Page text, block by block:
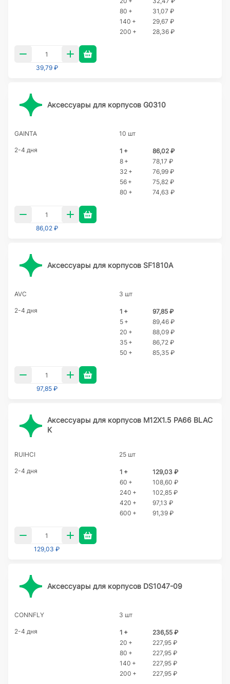
80 +
31,07 ₽
140 +
29,67 ₽
200 +
28,36 ₽
39,79 ₽
Аксессуары для корпусов G0310
GAINTA 10 шт
2-4 дня 1 +
86,02 ₽
8 +
78,17 ₽
32 +
76,99 ₽
56 +
75,82 ₽
80 +
74,63 ₽
86,02 ₽
Аксессуары для корпусов SF1810A
AVC 3 шт
2-4 дня 1 +
97,85 ₽
5 +
89,46 ₽
20 +
88,09 ₽
35 +
86,72 ₽
50 +
85,35 ₽
97,85 ₽
Аксессуары для корпусов M12X1.5 PA66 BLAC
K
RUIHCI 25 шт
2-4 дня 1 +
129,03 ₽
60 +
108,60 ₽
240 +
102,85 ₽
420 +
97,13 ₽
600 +
91,39 ₽
129,03 ₽
Аксессуары для корпусов DS1047-09
CONNFLY 3 шт
2-4 дня 1 +
236,55 ₽
20 +
227,95 ₽
80 +
227,95 ₽
140 +
227,95 ₽
200 +
227,95 ₽